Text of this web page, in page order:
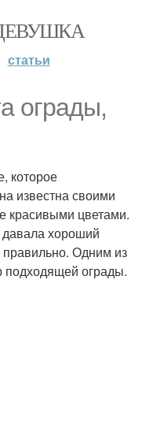
статьи
ограды,
которое
известна своими
красивыми цветами.
хороший
правильно. Одним из
ограды.